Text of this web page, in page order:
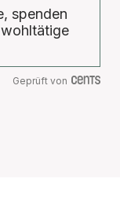
spenden
Geprüft von